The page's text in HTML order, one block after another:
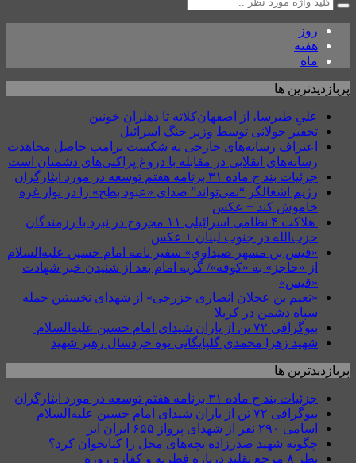
روز
هفته
ماه
پربازدیدترین ها
علیِ طبرسا، از اصفهان‌کلاته تا دهلرانِ خونین
تحقیر جولانی توسط وزیر جنگ اسرائیل
اعتراف رسانه‌های خارجی به شکست ترامپ حاصل مجاهدت
رسانه‌های انقلابی در مقابله با دروغ پراکنی‌های دشمنان است
جزئیات بند ج ماده ۳۱ برنامه هفتم توسعه در مورد ایثارگران
رژیم اشغالگر “نمی‌تواند” صدای «عبود بطح» را در نوار غزه
خاموش کند + عکس
هلاکت ۴ نظامی اسرائیلی ۱۱ مجروح در نبرد با رزمندگان
حزب‌الله در جنوب لبنان + عکس
«قيس بن مسهر صيداوي» سفیر نامه امام حسین علیه‌السلام
از «حاجز» به «کوفه»/ گریه امام بعد از شنیدن خبر شهادت
«قیس»
«نعیم بن عجلان انصاری خزرجی» از شهدای نخستین حمله
سپاه دشمن در کربلا
بیوگرافی ۷۲ تن از یاران شیدای امام حسین علیه‌السلام
شهید زهرا محمدی گلپایگانی نوه خردسال رهبر شهید
پربازدیدترین ها
جزئیات بند ج ماده ۳۱ برنامه هفتم توسعه در مورد ایثارگران
بیوگرافی ۷۲ تن از یاران شیدای امام حسین علیه‌السلام
اسامی ۲۹۰ نفر از شهدای پرواز ۶۵۵ ایران ایر
چگونه شهید صدرزاده بچه‌های محل را کتابخوان کرد؟
نظر ۸ مرجع تقلید درباره فطریه و کفاره روزه